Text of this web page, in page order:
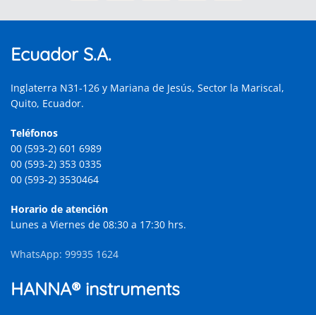
Ecuador S.A.
Inglaterra N31-126 y Mariana de Jesús, Sector la Mariscal,
Quito, Ecuador.
Teléfonos
00 (593-2) 601 6989
00 (593-2) 353 0335
00 (593-2) 3530464
Horario de atención
Lunes a Viernes de 08:30 a 17:30 hrs.
WhatsApp: 99935 1624
HANNA® instruments